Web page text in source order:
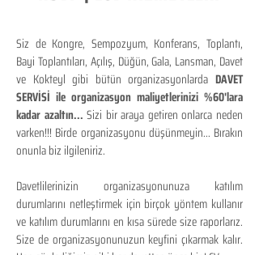
Siz de Kongre, Sempozyum, Konferans, Toplantı,
Bayi Toplantıları, Açılış, Düğün, Gala, Lansman, Davet
ve Kokteyl gibi bütün organizasyonlarda DAVET
SERVİSİ ile organizasyon maliyetlerinizi %60'lara
kadar azaltın...Sizi bir araya getiren onlarca neden
varken!!! Birde organizasyonu düşünmeyin... Bırakın
onunla biz ilgileniriz.
Davetlilerinizin organizasyonunuza katılım
durumlarını netleştirmek için birçok yöntem kullanır
ve katılım durumlarını en kısa sürede size raporlarız.
Size de organizasyonunuzun keyfini çıkarmak kalır.